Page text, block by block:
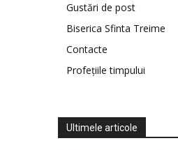
Gustări de post
Biserica Sfinta Treime
Contacte
Profețiile timpului
Ultimele articole